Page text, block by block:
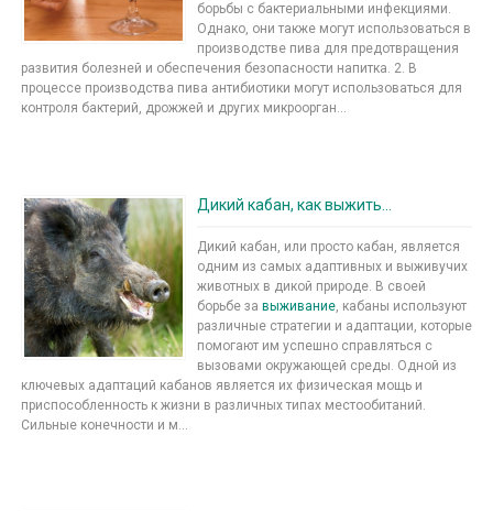
борьбы с бактериальными инфекциями.
Однако, они также могут использоваться в
производстве пива для предотвращения
развития болезней и обеспечения безопасности напитка. 2. В
процессе производства пива антибиотики могут использоваться для
контроля бактерий, дрожжей и других микроорган...
Дикий кабан, как выжить...
Дикий кабан, или просто кабан, является
одним из самых адаптивных и выживучих
животных в дикой природе. В своей
борьбе за выживание , кабаны используют
различные стратегии и адаптации, которые
помогают им успешно справляться с
вызовами окружающей среды. Одной из
ключевых адаптаций кабанов является их физическая мощь и
приспособленность к жизни в различных типах местообитаний.
Сильные конечности и м...